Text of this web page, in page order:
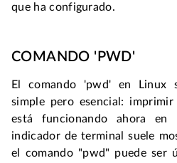
que ha configurado.
COMANDO 'PWD'
El comando 'pwd' en Linux
simple pero esencial:
está funcionando ahora en
indicador de terminal suele
el comando "pwd" puede ser